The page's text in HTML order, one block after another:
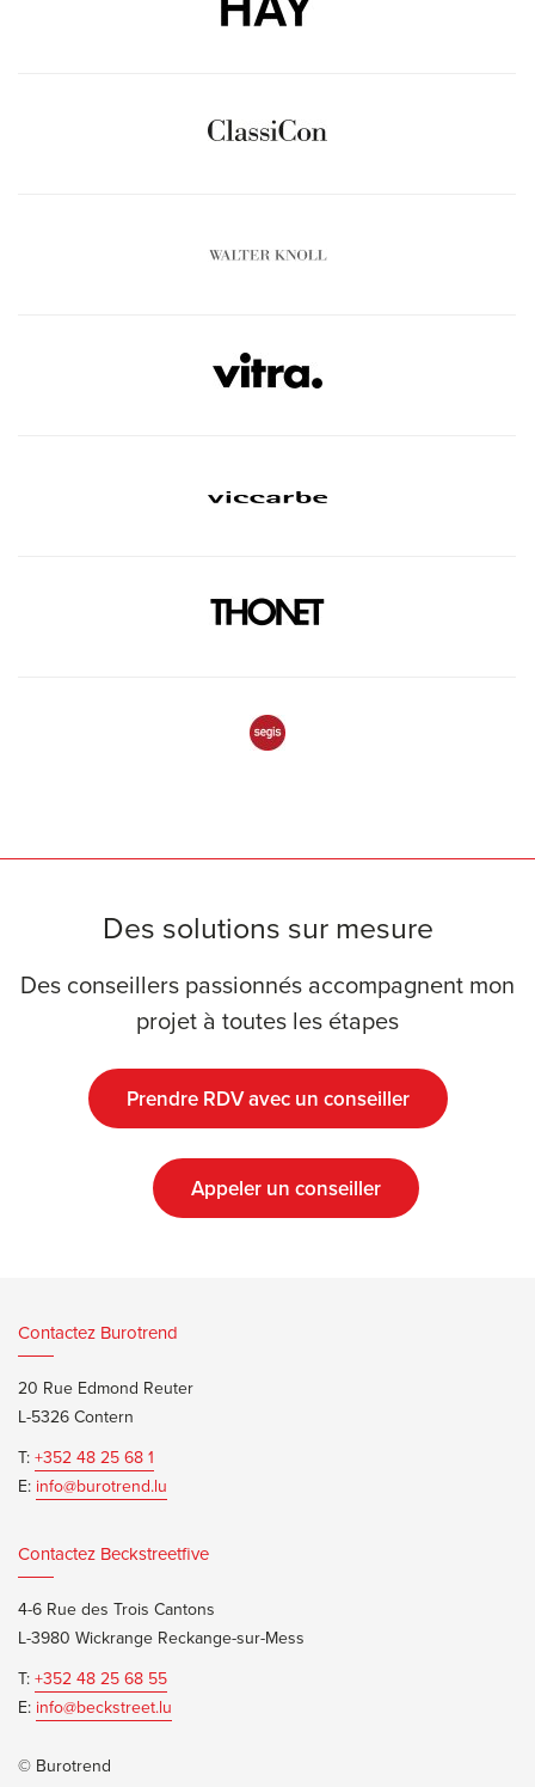
Des solutions sur mesure
Des conseillers passionnés accompagnent mon
projet à toutes les étapes
Prendre RDV avec un conseiller
Appeler un conseiller
Contactez Burotrend
20 Rue Edmond Reuter
L-5326 Contern
T:+352 48 25 68 1
E: info@burotrend.lu
Contactez Beckstreetfive
4-6 Rue des Trois Cantons
L-3980 Wickrange Reckange-sur-Mess
T:+352 48 25 68 55
E: info@beckstreet.lu
© Burotrend